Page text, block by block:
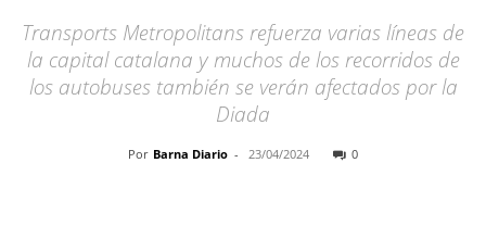
Transports Metropolitans refuerza varias líneas de
la capital catalana y muchos de los recorridos de
los autobuses también se verán afectados por la
Diada
Por Barna Diario - 23/04/2024 0